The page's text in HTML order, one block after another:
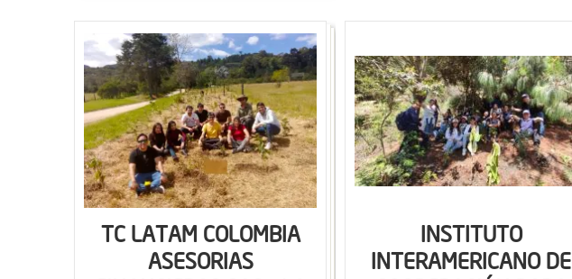
TC LATAM COLOMBIA
ASESORIAS
INSTITUTO
INTERAMERICANO DE